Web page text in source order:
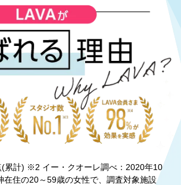
累計) ※2 イー・クオーレ調べ：2020年10
在住の20～59歳の女性で、調査対象施設